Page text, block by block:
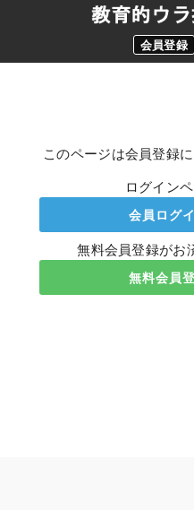
会員登録
このページは会員登録
ログイン
会員ログ
無料会員登録がお
無料会員